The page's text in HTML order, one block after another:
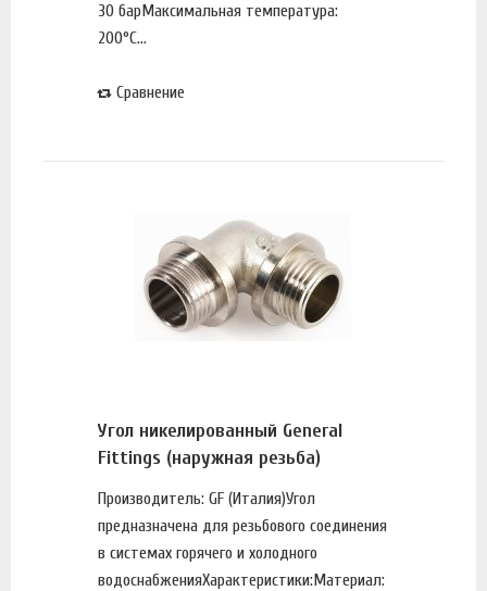
30 барМаксимальная температура:
200°С...
Сравнение
Угол никелированный General
Fittings (наружная резьба)
Производитель: GF (Италия)Угол
предназначена для резьбового соединения
в системах горячего и холодного
водоснабженияХарактеристики:Материал: